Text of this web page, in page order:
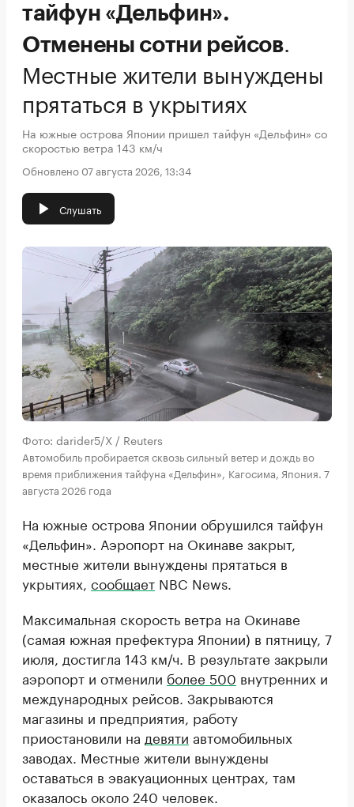
тайфун «Дельфин».
Отменены сотни рейсов.
Местные жители вынуждены
прятаться в укрытиях
На южные острова Японии пришел тайфун «Дельфин» со
скоростью ветра 143 км/ч
Обновлено 07 августа 2026, 13:34
Слушать
Фото: darider5/X / Reuters
Автомобиль пробирается сквозь сильный ветер и дождь во
время приближения тайфуна «Дельфин», Кагосима, Япония. 7
августа 2026 года
На южные острова Японии обрушился тайфун
«Дельфин». Аэропорт на Окинаве закрыт,
местные жители вынуждены прятаться в
укрытиях, сообщает NBC News.
Максимальная скорость ветра на Окинаве
(самая южная префектура Японии) в пятницу, 7
июля, достигла 143 км/ч. В результате закрыли
аэропорт и отменили более 500 внутренних и
международных рейсов. Закрываются
магазины и предприятия, работу
приостановили на девяти автомобильных
заводах. Местные жители вынуждены
оставаться в эвакуационных центрах, там
оказалось около 240 человек.